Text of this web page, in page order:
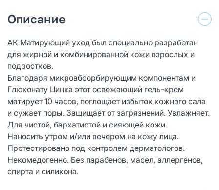
Описание
АК Матирующий уход был специально разработан
для жирной и комбинированной кожи взрослых и
подростков.
Благодаря микроабсорбирующим компонентам и
Глюконату Цинка этот освежающий гель-крем
матирует 10 часов, поглощает избыток кожного сала
и сужает поры. Защищает от загрязнений. Увлажняет.
Для чистой, бархатистой и сияющей кожи.
Наносить утром и/или вечером на кожу лица.
Протестировано под контролем дерматологов.
Некомедогенно. Без парабенов, масел, аллергенов,
спирта и силикона.